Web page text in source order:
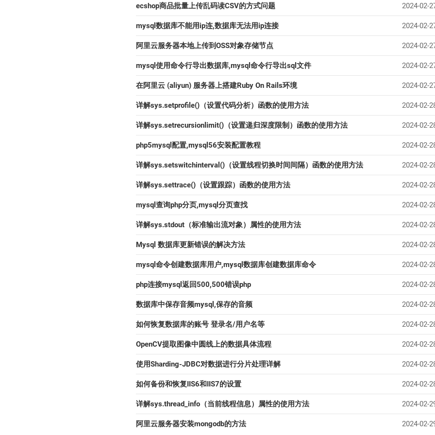
ecshop商品批量上传乱码读CSV的方式问题 2024-02-
mysql数据库不能用ip连,数据库无法用ip连接 2024-02-
阿里云服务器本地上传到OSS对象存储节点 2024-02-
mysql使用命令行导出数据库,mysql命令行导出sql文件 2024-02-
在阿里云 (aliyun) 服务器上搭建Ruby On Rails环境 2024-02-
详解sys.setprofile()（设置代码分析）函数的使用方法 2024-02-
详解sys.setrecursionlimit()（设置递归深度限制）函数的使用方法 2024-02-
php5mysql配置,mysql56安装配置教程 2024-02-
详解sys.setswitchinterval()（设置线程切换时间间隔）函数的使用方法 2024-02-
详解sys.settrace()（设置跟踪）函数的使用方法 2024-02-
mysql查询php分页,mysql分页查找 2024-02-
详解sys.stdout（标准输出流对象）属性的使用方法 2024-02-
Mysql 数据库更新错误的解决方法 2024-02-
mysql命令创建数据库用户,mysql数据库创建数据库命令 2024-02-
php连接mysql返回500,500错误php 2024-02-
数据库中保存音频mysql,保存的音频 2024-02-
如何恢复数据库的账号 登录名/用户名等 2024-02-
OpenCV提取图像中圆线上的数据具体流程 2024-02-
使用Sharding-JDBC对数据进行分片处理详解 2024-02-
如何备份和恢复IIS6和IIS7的设置 2024-02-
详解sys.thread_info（当前线程信息）属性的使用方法 2024-02-
阿里云服务器安装mongodb的方法 2024-02-